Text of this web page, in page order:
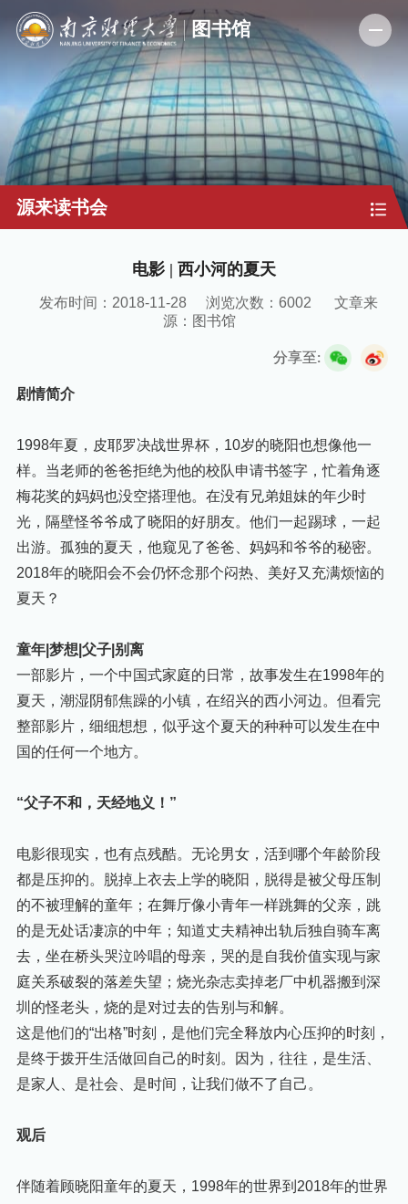
源来读书会
电影 | 西小河的夏天
发布时间：2018-11-28 浏览次数：6002
文章来
源：图书馆
分享至:
剧情简介
1998年夏，皮耶罗决战世界杯，10岁的晓阳也想像他一
样。当老师的爸爸拒绝为他的校队申请书签字，忙着角逐
梅花奖的妈妈也没空搭理他。在没有兄弟姐妹的年少时
光，隔壁怪爷爷成了晓阳的好朋友。他们一起踢球，一起
出游。孤独的夏天，他窥见了爸爸、妈妈和爷爷的秘密。
2018年的晓阳会不会仍怀念那个闷热、美好又充满烦恼的
夏天？
童年|梦想|父子|别离
一部影片，一个中国式家庭的日常，故事发生在1998年的
夏天，潮湿阴郁焦躁的小镇，在绍兴的西小河边。但看完
整部影片，细细想想，似乎这个夏天的种种可以发生在中
国的任何一个地方。
“父子不和，天经地义！”
电影很现实，也有点残酷。无论男女，活到哪个年龄阶段
都是压抑的。脱掉上衣去上学的晓阳，脱得是被父母压制
的不被理解的童年；在舞厅像小青年一样跳舞的父亲，跳
的是无处话凄凉的中年；知道丈夫精神出轨后独自骑车离
去，坐在桥头哭泣吟唱的母亲，哭的是自我价值实现与家
庭关系破裂的落差失望；烧光杂志卖掉老厂中机器搬到深
圳的怪老头，烧的是对过去的告别与和解。
这是他们的“出格”时刻，是他们完全释放内心压抑的时刻，
是终于拨开生活做回自己的时刻。因为，往往，是生活、
是家人、是社会、是时间，让我们做不了自己。
观后
伴随着顾晓阳童年的夏天，1998年的世界到2018年的世界